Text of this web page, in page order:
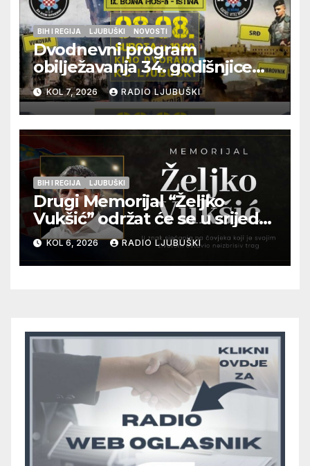
BIH I REGIJA LJUBUŠKI NOVOSTI
Dvodnevni program
obilježavanja 34. godišnjice
pogibije generala Blaža
Kraljevića i osmorice
pripadnika HOS-a
KOL 7, 2026 RADIO LJUBUŠKI
BIH I REGIJA LJUBUŠKI
Drugi Memorijal “Željko
Vukšić” održat će se u srijedu
12. kolovoza u Otoku
KOL 6, 2026 RADIO LJUBUŠKI